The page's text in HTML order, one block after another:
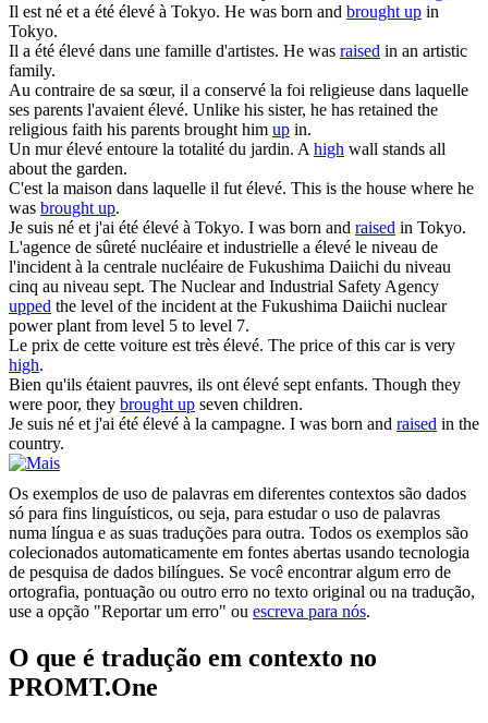
Il est né et a été élevé à Tokyo. He was born and brought up in
Tokyo.
Il a été élevé dans une famille d'artistes. He was raised in an artistic
family.
Au contraire de sa sœur, il a conservé la foi religieuse dans laquelle
ses parents l'avaientélevé. Unlike his sister, he has retained the
religious faith his parents brought him up in.
Un murélevé entoure la totalité du jardin. Ahigh wall stands all
about the garden.
C'est la maison dans laquelle il futélevé. This is the house where he
was brought up.
Je suis né et j'ai été élevé à Tokyo. I was born and raised in Tokyo.
L'agence de sûreté nucléaire et industrielle a élevé le niveau de
l'incident à la centrale nucléaire de Fukushima Daiichi du niveau
cinq au niveau sept. The Nuclear and Industrial Safety Agency
upped the level of the incident at the Fukushima Daiichi nuclear
power plant from level 5 to level 7.
Le prix de cette voiture est très élevé. The price of this car is very
high.
Bien qu'ils étaient pauvres, ils ontélevé sept enfants. Though they
were poor, they brought up seven children.
Je suis né et j'ai été élevé à la campagne. I was born and raised in the
country.
Os exemplos de uso de palavras em diferentes contextos são dados
só para fins linguísticos, ou seja, para estudar o uso de palavras
numa língua e as suas traduções para outra. Todos os exemplos são
colecionados automaticamente em fontes abertas usando tecnologia
de pesquisa de dados bilíngues. Se você encontrar algum erro de
ortografia, pontuação ou outro erro no texto original ou na tradução,
use a opção "Reportar um erro" ou escreva para nós.
O que é tradução em contexto no
PROMT.One